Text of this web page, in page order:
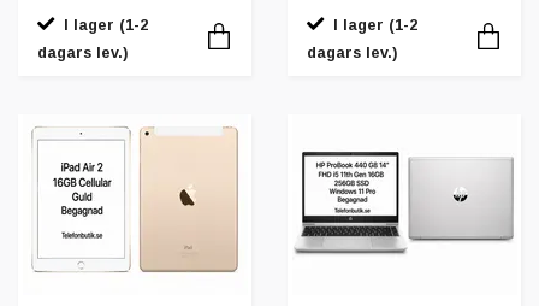
I lager (1-2
dagars lev.)
I lager (1-2
dagars lev.)